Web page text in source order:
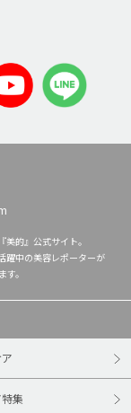
的』公式サイト。
躍中の美容レポーターが
。
集